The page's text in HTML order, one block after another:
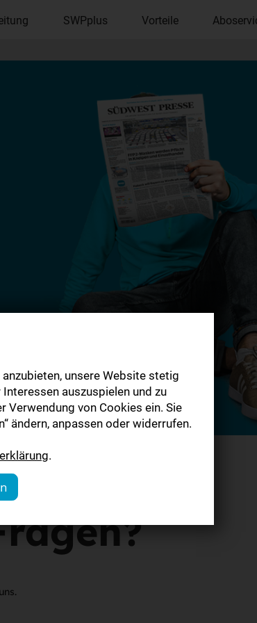
SWPplus Vorteile
unsere Website stetig
auszuspielen und zu
Verwendung von Cookies ein. Sie
ändern, anpassen oder widerrufen.
.